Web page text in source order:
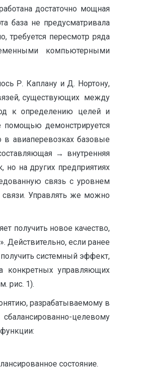
достаточно мощная
база не предусматривала
требуется пересмотр ряда
компьютерными
Р. Каплану и Д. Нортону,
существующих между
к определению целей и
помощью демонстрируется
в авиаперевозках базовые
→ внутренняя
но на других предприятиях
связь с уровнем
связи. Управлять же можно
получить новое качество,
если ранее
системный эффект,
конкретных управляющих
рис. 1).
разрабатываемому в
целевому
состояние.